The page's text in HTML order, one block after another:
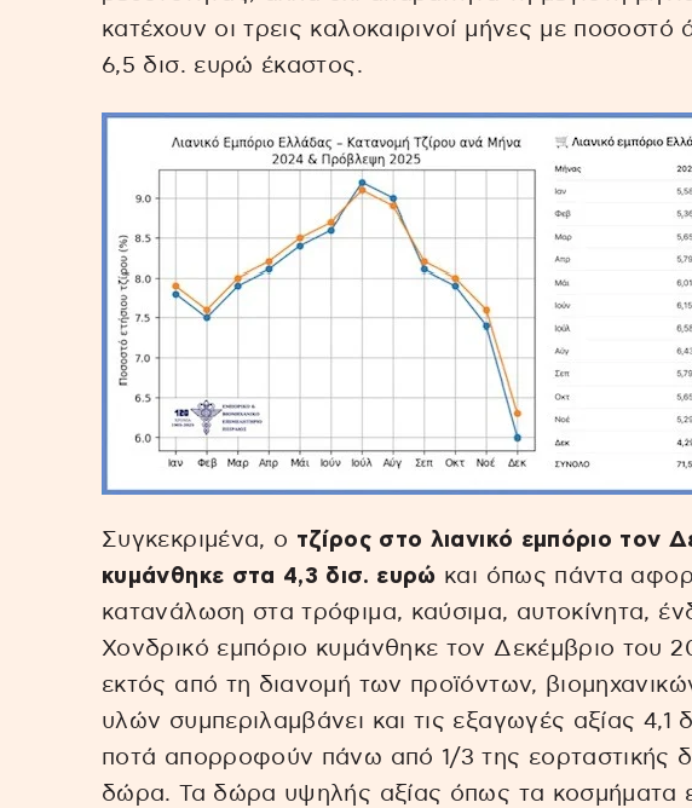
κατέχουν οι τρεις καλοκαιρινοί μήνες με ποσοστό
6,5 δισ. ευρώ έκαστος.
Συγκεκριμένα, ο τζίρος στο λιανικό εμπόριο τον
κυμάνθηκε στα 4,3 δισ. ευρώ και όπως πάντα
κατανάλωση στα τρόφιμα, καύσιμα, αυτοκίνητα,
Χονδρικό εμπόριο κυμάνθηκε τον Δεκέμβριο του
εκτός από τη διανομή των προϊόντων,
υλών συμπεριλαμβάνει και τις εξαγωγές αξίας 4,1
ποτά απορροφούν πάνω από 1/3 της εορταστικής
δώρα. Τα δώρα υψηλής αξίας όπως τα κοσμήματα